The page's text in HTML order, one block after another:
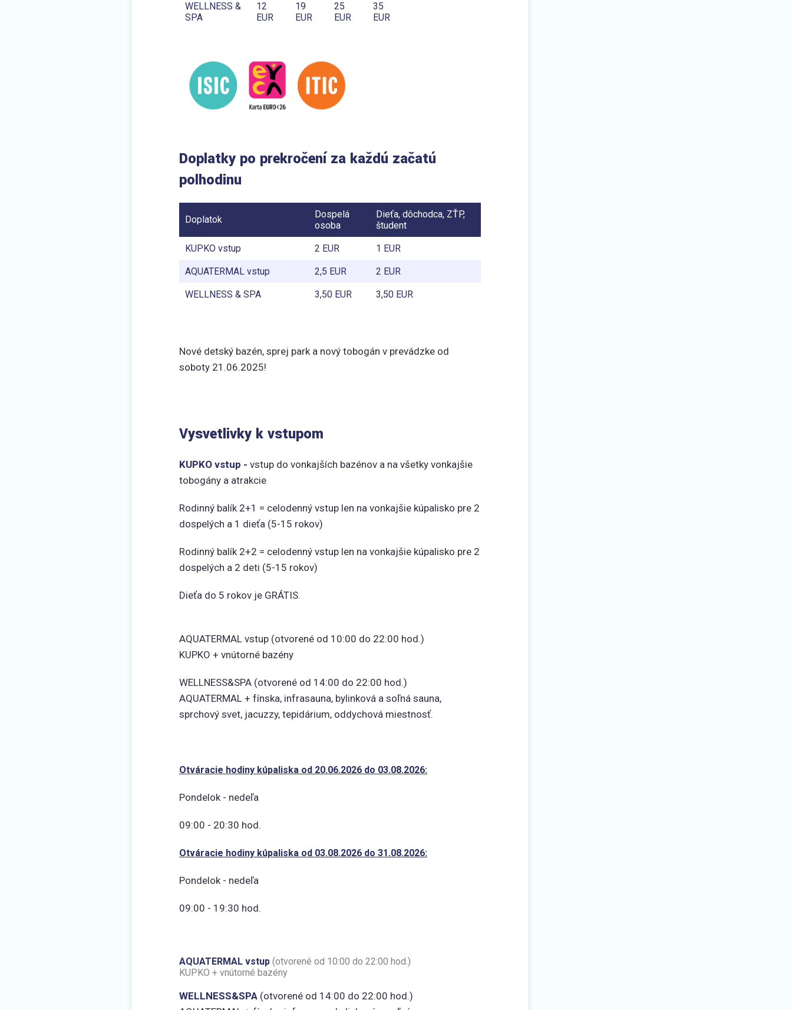
WELLNESS &
SPA
12
EUR
19
EUR
25
EUR
35
EUR
Doplatky po prekročení za každú začatú
polhodinu
Doplatok
Dospelá
osoba
Dieťa, dôchodca, ZŤP,
študent
KUPKO vstup 2 EUR 1 EUR
AQUATERMAL vstup 2,5 EUR 2 EUR
WELLNESS & SPA 3,50 EUR 3,50 EUR
Nové detský bazén, sprej park a nový tobogán v prevádzke od
soboty 21.06.2025!
Vysvetlivky k vstupom
KUPKO vstup - vstup do vonkajších bazénov a na všetky vonkajšie
tobogány a atrakcie
Rodinný balík 2+1 = celodenný vstup len na vonkajšie kúpalisko pre 2
dospelých a 1 dieťa (5-15 rokov)
Rodinný balík 2+2 = celodenný vstup len na vonkajšie kúpalisko pre 2
dospelých a 2 deti (5-15 rokov)
Dieťa do 5 rokov je GRÁTIS.
AQUATERMAL vstup (otvorené od 10:00 do 22:00 hod.)
KUPKO + vnútorné bazény
WELLNESS&SPA (otvorené od 14:00 do 22:00 hod.)
AQUATERMAL + fínska, infrasauna, bylinková a soľná sauna,
sprchový svet, jacuzzy, tepidárium, oddychová miestnosť.
Otváracie hodiny kúpaliska od 20.06.2026 do 03.08.2026:
Pondelok - nedeľa
09:00 - 20:30 hod.
​Otváracie hodiny kúpaliska od 03.08.2026 do 31.08.2026:
Pondelok - nedeľa
09:00 - 19:30 hod.
AQUATERMAL vstup (otvorené od 10:00 do 22:00 hod.)
KUPKO + vnútorné bazény
WELLNESS&SPA (otvorené od 14:00 do 22:00 hod.)